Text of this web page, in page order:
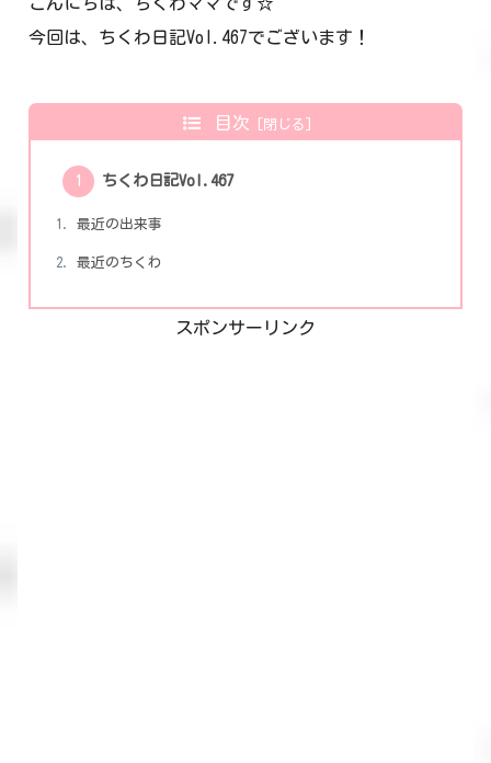
今回は、ちくわ日記Vol.467でございます！
目次
ちくわ日記Vol.467
最近の出来事
最近のちくわ
スポンサーリンク